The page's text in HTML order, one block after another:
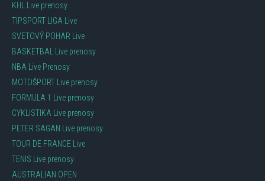
KHL Live prenosy
TIPSPORT LIGA Live
SVETOVÝ POHAR Live
BASKETBAL Live prenosy
NBA Live Prenosy
MOTOŠPORT Live prenosy
FORMULA 1 Live prenosy
CYKLISTIKA Live prenosy
PETER SAGAN Live prenosy
TOUR DE FRANCE Live
TENIS Live prenosy
AUSTRALIAN OPEN